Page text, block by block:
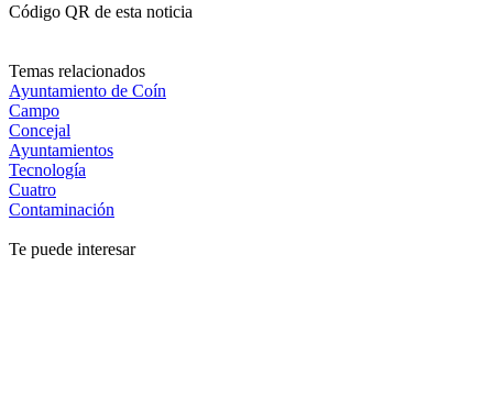
Código QR de esta noticia
Temas relacionados
Ayuntamiento de Coín
Campo
Concejal
Ayuntamientos
Tecnología
Cuatro
Contaminación
Te puede interesar